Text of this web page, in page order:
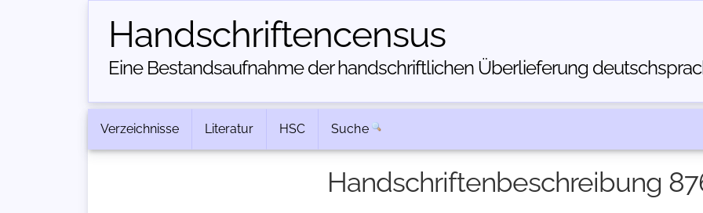
Handschriften­census
Eine Bestandsaufnahme der handschriftlichen Über­lieferung
Verzeichnisse Literatur HSC Suche
Handschriftenbeschreibung